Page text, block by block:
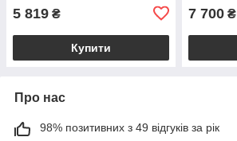
5 819 ₴
Купити
7 700 ₴
Про нас
98% позитивних з 49 відгуків за рік